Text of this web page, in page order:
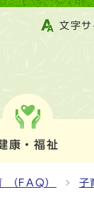
文字サ
康・福祉
（FAQ） 子